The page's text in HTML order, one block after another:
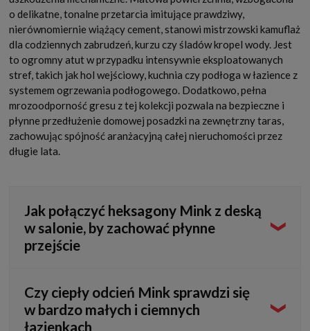
o delikatne, tonalne przetarcia imitujące prawdziwy,
nierównomiernie wiążący cement, stanowi mistrzowski kamuflaż
dla codziennych zabrudzeń, kurzu czy śladów kropel wody. Jest
to ogromny atut w przypadku intensywnie eksploatowanych
stref, takich jak hol wejściowy, kuchnia czy podłoga w łazience z
systemem ogrzewania podłogowego. Dodatkowo, pełna
mrozoodporność gresu z tej kolekcji pozwala na bezpieczne i
płynne przedłużenie domowej posadzki na zewnętrzny taras,
zachowując spójność aranżacyjną całej nieruchomości przez
długie lata.
Jak połączyć heksagony Mink z deską
w salonie, by zachować płynne
przejście
które brutalnie przecinają geometryczny wzór, płytki
najlepiej połączyć "na styk" z odpowiednio dociętą deską.
Powstałą, około 3-milimetrową dylatację wypełnia się
Czy ciepły odcień Mink sprawdzi się
w bardzo małych i ciemnych
łazienkach